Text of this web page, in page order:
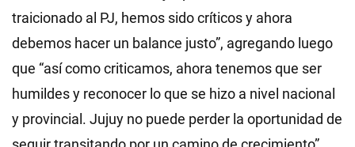
traicionado al PJ, hemos sido críticos y ahora
debemos hacer un balance justo”, agregando luego
que “así como criticamos, ahora tenemos que ser
humildes y reconocer lo que se hizo a nivel nacional
y provincial. Jujuy no puede perder la oportunidad de